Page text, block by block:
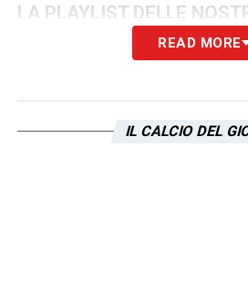
LA PLAYLIST DELLE
READ MORE
IL CALCIO DEL